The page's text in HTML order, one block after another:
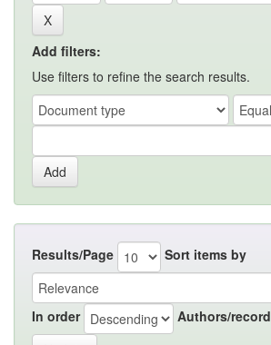
Add filters:
Use filters to refine the search results.
Results/Page Sort items by
In order Authors/record